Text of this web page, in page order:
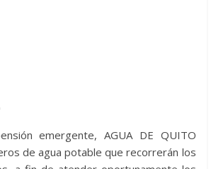
emergente, AGUA DE QUITO
de agua potable que recorrerán los